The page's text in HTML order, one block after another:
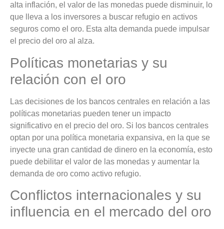
alta inflación, el valor de las monedas puede disminuir, lo
que lleva a los inversores a buscar refugio en activos
seguros como el oro. Esta alta demanda puede impulsar
el precio del oro al alza.
Políticas monetarias y su
relación con el oro
Las decisiones de los bancos centrales en relación a las
políticas monetarias pueden tener un impacto
significativo en el precio del oro. Si los bancos centrales
optan por una política monetaria expansiva, en la que se
inyecte una gran cantidad de dinero en la economía, esto
puede debilitar el valor de las monedas y aumentar la
demanda de oro como activo refugio.
Conflictos internacionales y su
influencia en el mercado del oro